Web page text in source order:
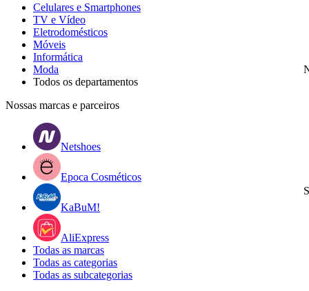
Celulares e Smartphones
TV e Vídeo
Eletrodomésticos
Móveis
Informática
Moda
Todos os departamentos
Nossas marcas e parceiros
Netshoes
Epoca Cosméticos
KaBuM!
AliExpress
Todas as marcas
Todas as categorias
Todas as subcategorias